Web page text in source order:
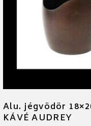
Alu. jégvödör
KÁVÉ AUDREY